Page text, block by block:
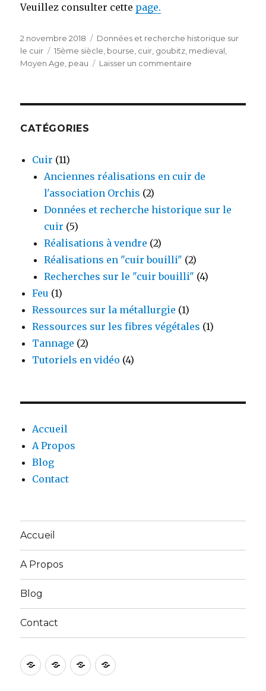
Veuillez consulter cette page.
Publié
le
2 novembre 2018 Catégories
Données et recherche historique sur
le cuir
Étiquettes
15ème siècle bourse cuir goubitz medieval
Moyen Age peau Laisser un commentaire
Moyen
Hollande.
CATÉGORIES
Cuir (11)
Anciennes réalisations en cuir de
l'association Orchis (2)
Données et recherche historique sur le
cuir (5)
Réalisations à vendre (2)
Réalisations en "cuir bouilli" (2)
Recherches sur le "cuir bouilli" (4)
Feu (1)
Ressources sur la métallurgie (1)
Ressources sur les fibres végétales (1)
Tannage (2)
Tutoriels en vidéo (4)
Accueil
A Propos
Blog
Contact
Accueil
A Propos
Blog
Contact
Accueil
A
Propos
Blog Contact